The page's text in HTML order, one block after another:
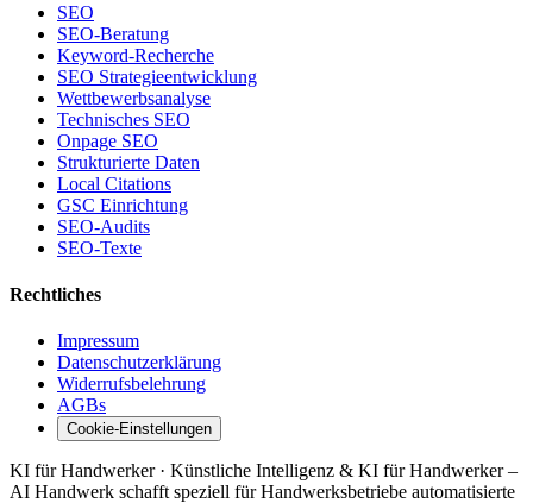
SEO
SEO-Beratung
Keyword-Recherche
SEO Strategieentwicklung
Wettbewerbsanalyse
Technisches SEO
Onpage SEO
Strukturierte Daten
Local Citations
GSC Einrichtung
SEO-Audits
SEO-Texte
Rechtliches
Impressum
Datenschutzerklärung
Widerrufsbelehrung
AGBs
Cookie-Einstellungen
KI für Handwerker · Künstliche Intelligenz & KI für Handwerker –
AI Handwerk schafft speziell für Handwerksbetriebe automatisierte